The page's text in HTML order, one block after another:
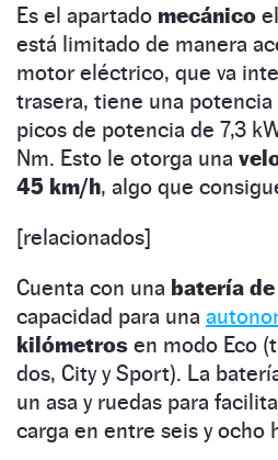
Es el apartado mecánico
está limitado de manera
motor eléctrico, que va
trasera, tiene una potencia
picos de potencia de 7,3
Nm. Esto le otorga una
45 km/h, algo que
[relacionados]
Cuenta con una batería de
capacidad para una
kilómetros en modo Eco
dos, City y Sport). La
un asa y ruedas para
carga en entre seis y ocho